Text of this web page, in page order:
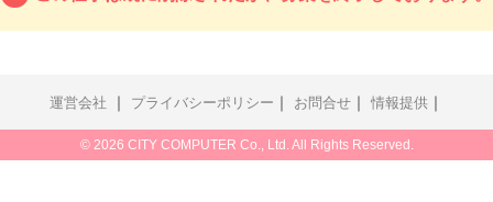
運営会社 ｜ プライバシーポリシー ｜ お問合せ ｜ 情報提供 ｜
© 2026 CITY COMPUTER Co., Ltd. All Rights Reserved.